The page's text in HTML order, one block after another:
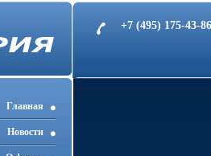
+7 (495) 175-43-
Главная
Новости